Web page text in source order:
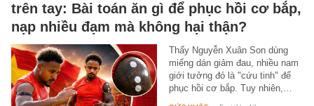
trên tay: Bài toán ăn gì để phục hồi cơ bắp,
nạp nhiều đạm mà không hại thận?
Thấy Nguyễn Xuân Son dùng
miếng dán giảm đau, nhiều nam
giới tưởng đó là "cứu tinh" để
phục hồi cơ bắp. Tuy nhiên,…